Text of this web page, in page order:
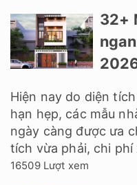
32+
Hiện nay do diện
hạn hẹp, các mẫu
ngày càng được ưa
tích vừa phải, chi phí
16509 Lượt xem